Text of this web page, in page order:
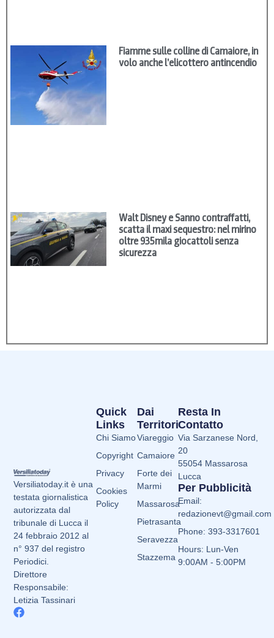
Fiamme sulle colline di Camaiore, in
volo anche l’elicottero antincendio
Walt Disney e Sanno contraffatti,
scatta il maxi sequestro: nel mirino
oltre 935mila giocattoli senza
sicurezza
Versiliatoday.it è una
testata giornalistica
autorizzata dal
tribunale di Lucca il
24 febbraio 2012 al
n° 937 del registro
Periodici.
Direttore
Responsabile:
Letizia Tassinari
Dai
Territori
Viareggio
Camaiore
Forte dei
Marmi
Massarosa
Pietrasanta
Seravezza
Stazzema
Quick
Links
Chi Siamo
Copyright
Privacy
Cookies
Policy
Resta In
Contatto
Via Sarzanese Nord,
20
55054 Massarosa
Lucca
Per Pubblicità
Email:
redazionevt@gmail.com
Phone: 393-3317601
Hours: Lun-Ven
9:00AM - 5:00PM